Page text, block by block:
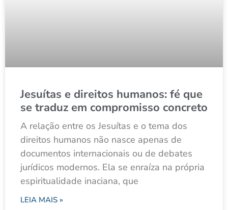
Jesuítas e direitos humanos: fé que
se traduz em compromisso concreto
A relação entre os Jesuítas e o tema dos
direitos humanos não nasce apenas de
documentos internacionais ou de debates
jurídicos modernos. Ela se enraíza na própria
espiritualidade inaciana, que
LEIA MAIS »